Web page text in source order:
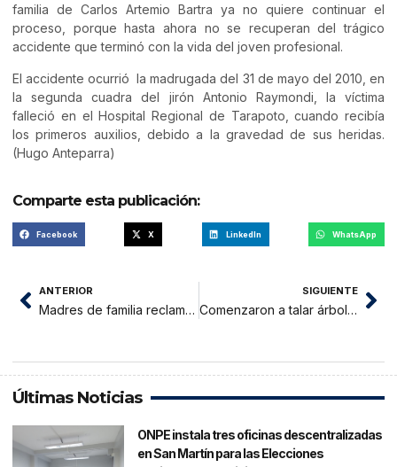
familia de Carlos Artemio Bartra ya no quiere continuar el
proceso, porque hasta ahora no se recuperan del trágico
accidente que terminó con la vida del joven profesional.
El accidente ocurrió la madrugada del 31 de mayo del 2010, en
la segunda cuadra del jirón Antonio Raymondi, la víctima
falleció en el Hospital Regional de Tarapoto, cuando recibía
los primeros auxilios, debido a la gravedad de sus heridas.
(Hugo Anteparra)
Comparte esta publicación:
Facebook X LinkedIn WhatsApp
ANTERIOR
Madres de familia reclaman atención en centro de Salud Nueve de Abril
SIGUIENTE
Comenzaron a talar árboles del jirón Nicolás de Piérola
Últimas Noticias
ONPE instala tres oficinas descentralizadas
en San Martín para las Elecciones